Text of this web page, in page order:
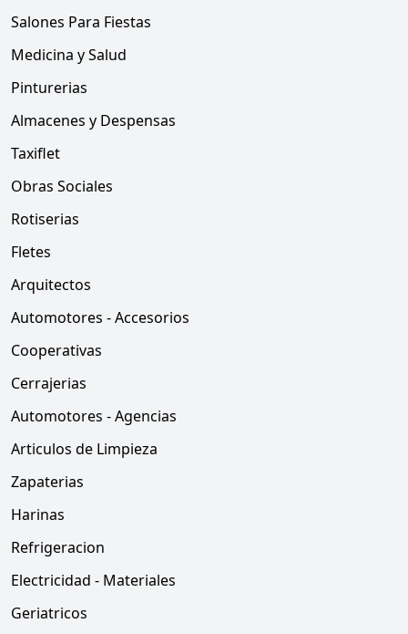
Salones Para Fiestas
Medicina y Salud
Pinturerias
Almacenes y Despensas
Taxiflet
Obras Sociales
Rotiserias
Fletes
Arquitectos
Automotores - Accesorios
Cooperativas
Cerrajerias
Automotores - Agencias
Articulos de Limpieza
Zapaterias
Harinas
Refrigeracion
Electricidad - Materiales
Geriatricos